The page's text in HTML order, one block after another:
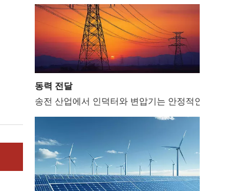
동력 전달
송전 산업에서 인덕터와 변압기는 안정적인 전력망